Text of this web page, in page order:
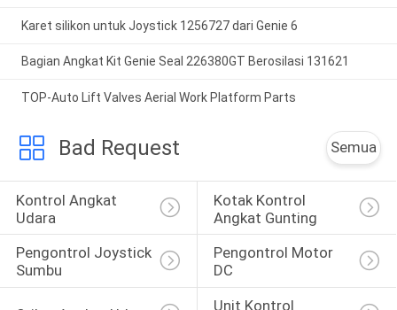
Karet silikon untuk Joystick 1256727 dari Genie 6
Bagian Angkat Kit Genie Seal 226380GT Berosilasi 131621
TOP-Auto Lift Valves Aerial Work Platform Parts
Bad Request Semua
Kontrol Angkat
Udara
Kotak Kontrol
Angkat Gunting
Pengontrol Joystick
Sumbu
Pengontrol Motor
DC
Unit Kontrol